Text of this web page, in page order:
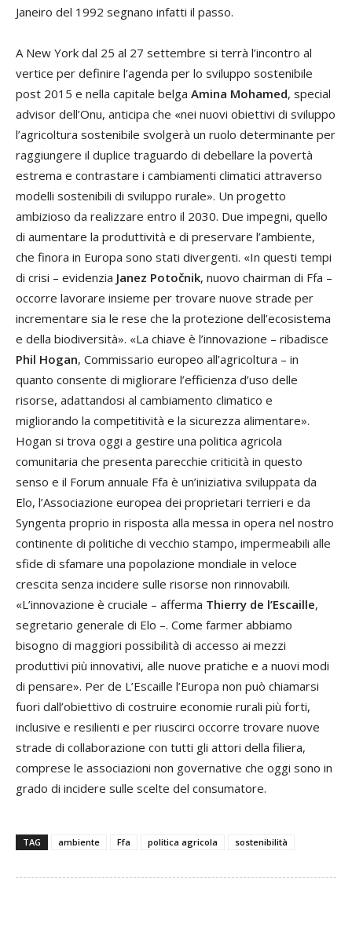
Janeiro del 1992 segnano infatti il passo.
A New York dal 25 al 27 settembre si terrà l’incontro al
vertice per definire l’agenda per lo sviluppo sostenibile
post 2015 e nella capitale belga Amina Mohamed, special
advisor dell’Onu, anticipa che «nei nuovi obiettivi di sviluppo
l’agricoltura sostenibile svolgerà un ruolo determinante per
raggiungere il duplice traguardo di debellare la povertà
estrema e contrastare i cambiamenti climatici attraverso
modelli sostenibili di sviluppo rurale». Un progetto
ambizioso da realizzare entro il 2030. Due impegni, quello
di aumentare la produttività e di preservare l’ambiente,
che finora in Europa sono stati divergenti. «In questi tempi
di crisi – evidenzia Janez Potočnik, nuovo chairman di Ffa –
occorre lavorare insieme per trovare nuove strade per
incrementare sia le rese che la protezione dell’ecosistema
e della biodiversità». «La chiave è l’innovazione – ribadisce
Phil Hogan, Commissario europeo all’agricoltura – in
quanto consente di migliorare l’efficienza d’uso delle
risorse, adattandosi al cambiamento climatico e
migliorando la competitività e la sicurezza alimentare».
Hogan si trova oggi a gestire una politica agricola
comunitaria che presenta parecchie criticità in questo
senso e il Forum annuale Ffa è un’iniziativa sviluppata da
Elo, l’Associazione europea dei proprietari terrieri e da
Syngenta proprio in risposta alla messa in opera nel nostro
continente di politiche di vecchio stampo, impermeabili alle
sfide di sfamare una popolazione mondiale in veloce
crescita senza incidere sulle risorse non rinnovabili.
«L’innovazione è cruciale – afferma Thierry de l’Escaille,
segretario generale di Elo –. Come farmer abbiamo
bisogno di maggiori possibilità di accesso ai mezzi
produttivi più innovativi, alle nuove pratiche e a nuovi modi
di pensare». Per de L’Escaille l’Europa non può chiamarsi
fuori dall’obiettivo di costruire economie rurali più forti,
inclusive e resilienti e per riuscirci occorre trovare nuove
strade di collaborazione con tutti gli attori della filiera,
comprese le associazioni non governative che oggi sono in
grado di incidere sulle scelte del consumatore.
TAG ambiente Ffa politica agricola sostenibilità